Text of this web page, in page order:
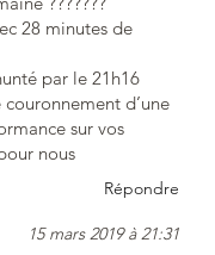
28 minutes de
par le 21h16
d’une
sur vos
nous
Répondre
15 mars 2019 à 21:31